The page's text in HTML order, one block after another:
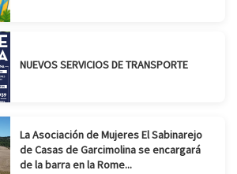
NUEVOS SERVICIOS DE TRANSPORTE
La Asociación de Mujeres El Sabinarejo
de Casas de Garcimolina se encargará
de la barra en la Rome...